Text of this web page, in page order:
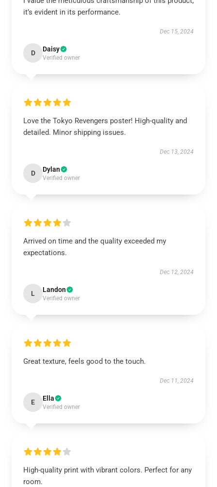
it’s evident in its performance.
Dec 15, 2024
D Daisy
Verified owner
Love the Tokyo Revengers poster! High-quality and
detailed. Minor shipping issues.
Dec 13, 2024
D Dylan
Verified owner
Arrived on time and the quality exceeded my
expectations.
Dec 12, 2024
L Landon
Verified owner
Great texture, feels good to the touch.
Dec 11, 2024
E Ella
Verified owner
High-quality print with vibrant colors. Perfect for any
room.